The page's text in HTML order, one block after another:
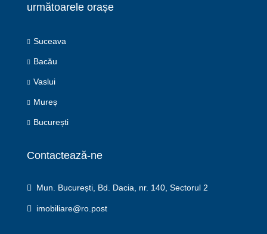
următoarele orașe
Suceava
Bacău
Vaslui
Mureș
București
Contactează-ne
Mun. București, Bd. Dacia, nr. 140, Sectorul 2
imobiliare@ro.post